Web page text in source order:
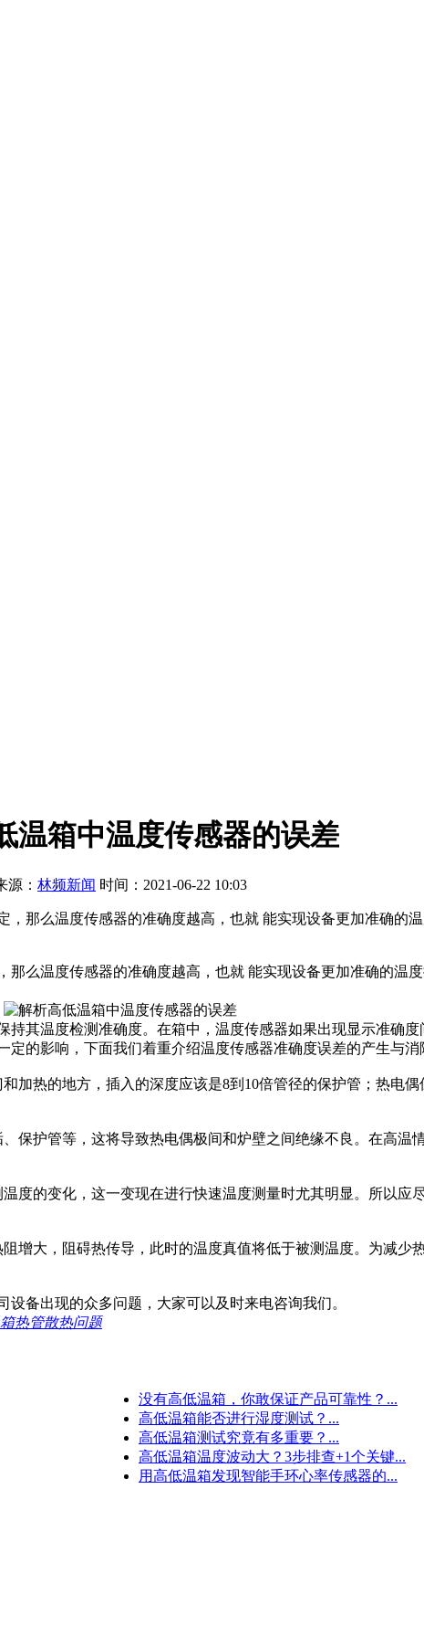
温箱中温度传感器的误差
源： 林频新闻 时间：2021-06-22 10:03
，那么温度传感器的准确度越高，也就 能实现设备更加准确的
那么温度传感器的准确度越高，也就 能实现设备更加准确的温
温度检测准确度。在箱中，温度传感器如果出现显示准确度
的影响，下面我们着重介绍温度传感器准确度误差的产生与消
热的地方，插入的深度应该是8到10倍管径的保护管；热电
护管等，这将导致热电偶极间和炉壁之间绝缘不良。在高温
的变化，这一变现在进行快速温度测量时尤其明显。所以应
大，阻碍热传导，此时的温度真值将低于被测温度。为减少
备出现的众多问题，大家可以及时来电咨询我们。
热管散热问题
没有高低温箱，你敢保证产品可靠性？...
高低温箱能否进行湿度测试？...
高低温箱测试究竟有多重要？...
高低温箱温度波动大？3步排查+1个关键...
用高低温箱发现智能手环心率传感器的...